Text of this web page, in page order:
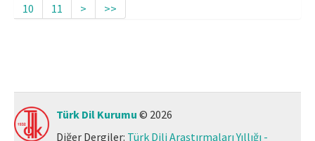
10
11 > >>
Türk Dil Kurumu © 2026
Diğer Dergiler: Türk Dili Araştırmaları Yıllığı -